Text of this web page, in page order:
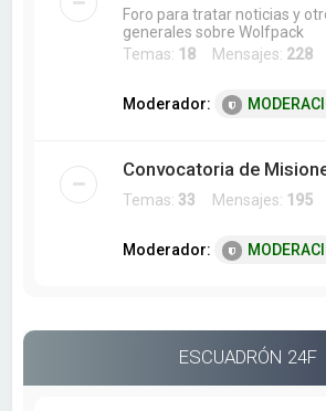
Foro para tratar noticias y
generales sobre Wolfpack
Temas: 18 Mensajes: 228
Moderador:
Convocatoria de
Temas: 33 Mensajes: 195
Moderador:
ESCUADRÓN 24F